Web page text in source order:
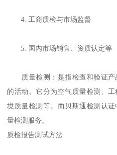
4. 工商质检与市场监督
5. 国内市场销售、资质认定等
质量检测：是指检查和验证产
的活动。它分为空气质量检测、
境质量检测等。而贝斯通检测认
量检测服务。
质检报告测试方法